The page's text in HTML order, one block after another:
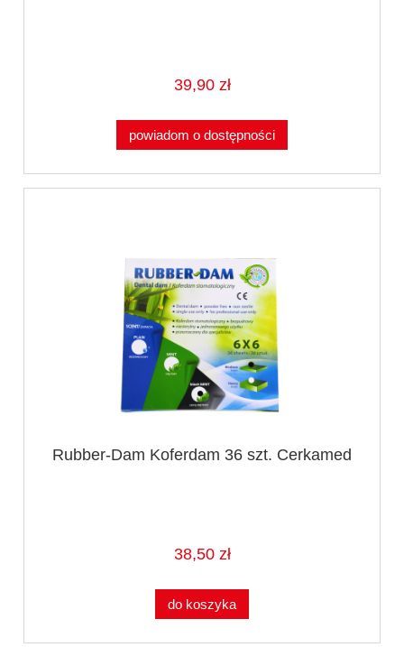
39,90 zł
powiadom o dostępności
Rubber-Dam Koferdam 36 szt. Cerkamed
38,50 zł
do koszyka